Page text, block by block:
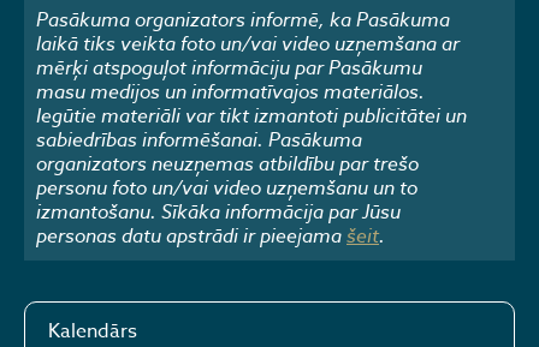
Pasākuma organizators informē, ka Pasākuma
laikā tiks veikta foto un/vai video uzņemšana ar
mērķi atspoguļot informāciju par Pasākumu
masu medijos un informatīvajos materiālos.
Iegūtie materiāli var tikt izmantoti publicitātei un
sabiedrības informēšanai. Pasākuma
organizators neuzņemas atbildību par trešo
personu foto un/vai video uzņemšanu un to
izmantošanu. Sīkāka informācija par Jūsu
personas datu apstrādi ir pieejamašeit.
Kalendārs